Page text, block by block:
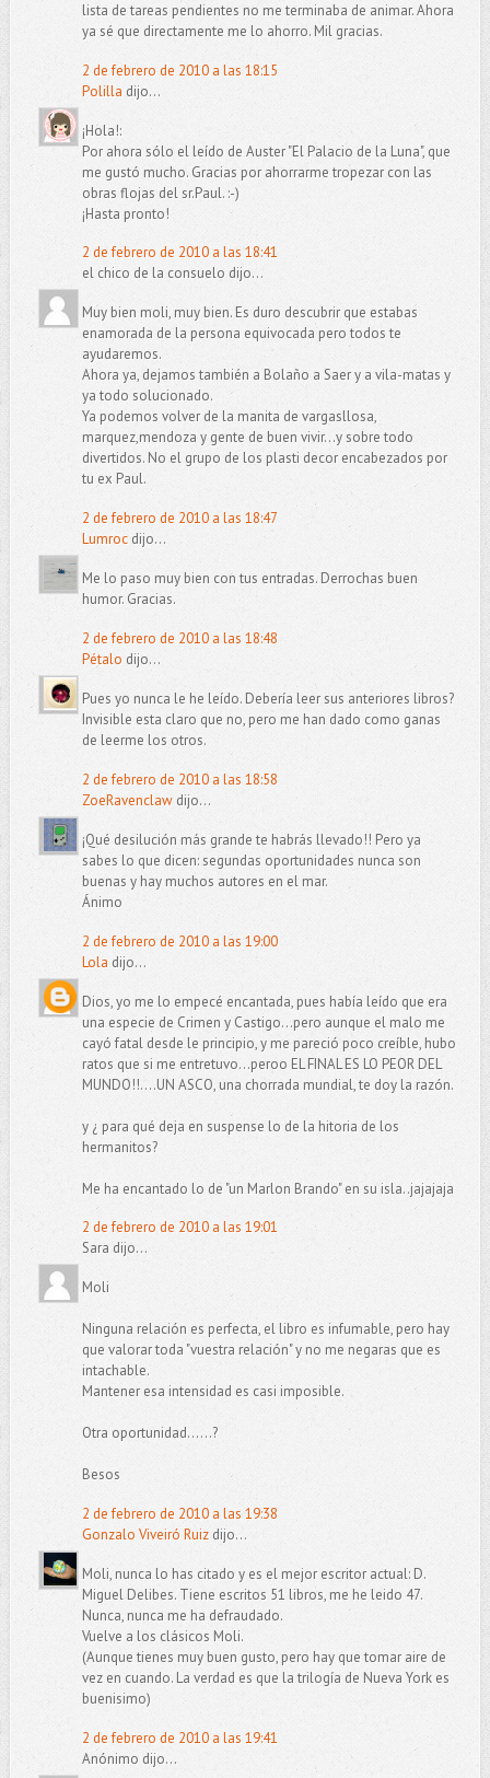
lista de tareas pendientes no me terminaba de animar. Ahora
ya sé que directamente me lo ahorro. Mil gracias.
2 de febrero de 2010 a las 18:15
Polilla dijo...
¡Hola!:
Por ahora sólo el leído de Auster "El Palacio de la Luna", que
me gustó mucho. Gracias por ahorrarme tropezar con las
obras flojas del sr.Paul. :-)
¡Hasta pronto!
2 de febrero de 2010 a las 18:41
el chico de la consuelo dijo...
Muy bien moli, muy bien. Es duro descubrir que estabas
enamorada de la persona equivocada pero todos te
ayudaremos.
Ahora ya, dejamos también a Bolaño a Saer y a vila-matas y
ya todo solucionado.
Ya podemos volver de la manita de vargasllosa,
marquez,mendoza y gente de buen vivir...y sobre todo
divertidos. No el grupo de los plasti decor encabezados por
tu ex Paul.
2 de febrero de 2010 a las 18:47
Lumrocdijo...
Me lo paso muy bien con tus entradas. Derrochas buen
humor. Gracias.
2 de febrero de 2010 a las 18:48
Pétalo dijo...
Pues yo nunca le he leído. Debería leer sus anteriores libros?
Invisible esta claro que no, pero me han dado como ganas
de leerme los otros.
2 de febrero de 2010 a las 18:58
ZoeRavenclawdijo...
¡Qué desilución más grande te habrás llevado!! Pero ya
sabes lo que dicen: segundas oportunidades nunca son
buenas y hay muchos autores en el mar.
Ánimo
2 de febrero de 2010 a las 19:00
Lola dijo...
Dios, yo me lo empecé encantada, pues había leído que era
una especie de Crimen y Castigo...pero aunque el malo me
cayó fatal desde le principio, y me pareció poco creíble, hubo
ratos que si me entretuvo...peroo EL FINAL ES LO PEOR DEL
MUNDO!!....UN ASCO, una chorrada mundial, te doy la razón.
y ¿ para qué deja en suspense lo de la hitoria de los
hermanitos?
Me ha encantado lo de "un Marlon Brando" en su isla..jajajaja
2 de febrero de 2010 a las 19:01
Sara dijo...
Moli
Ninguna relación es perfecta, el libro es infumable, pero hay
que valorar toda "vuestra relación" y no me negaras que es
intachable.
Mantener esa intensidad es casi imposible.
Otra oportunidad......?
Besos
2 de febrero de 2010 a las 19:38
Gonzalo Viveiró Ruizdijo...
Moli, nunca lo has citado y es el mejor escritor actual: D.
Miguel Delibes. Tiene escritos 51 libros, me he leido 47.
Nunca, nunca me ha defraudado.
Vuelve a los clásicos Moli.
(Aunque tienes muy buen gusto, pero hay que tomar aire de
vez en cuando. La verdad es que la trilogía de Nueva York es
buenisimo)
2 de febrero de 2010 a las 19:41
Anónimo dijo...